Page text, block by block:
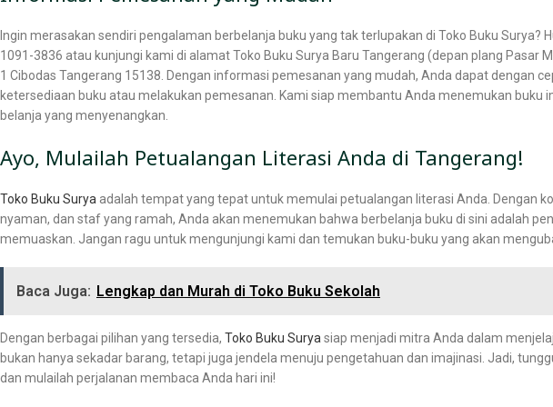
Ingin merasakan sendiri pengalaman berbelanja buku yang tak terlupakan di Toko Buku Surya?
1091-3836 atau kunjungi kami di alamat Toko Buku Surya Baru Tangerang (depan plang Pasar
1 Cibodas Tangerang 15138. Dengan informasi pemesanan yang mudah, Anda dapat dengan
ketersediaan buku atau melakukan pemesanan. Kami siap membantu Anda menemukan buku
belanja yang menyenangkan.
Ayo, Mulailah Petualangan Literasi Anda di Tangerang!
Toko Buku Surya adalah tempat yang tepat untuk memulai petualangan literasi Anda. Dengan
nyaman, dan staf yang ramah, Anda akan menemukan bahwa berbelanja buku di sini adalah
memuaskan. Jangan ragu untuk mengunjungi kami dan temukan buku-buku yang akan
Baca Juga: Lengkap dan Murah di Toko Buku Sekolah
Dengan berbagai pilihan yang tersedia, Toko Buku Suryasiap menjadi mitra Anda dalam
bukan hanya sekadar barang, tetapi juga jendela menuju pengetahuan dan imajinasi. Jadi,
dan mulailah perjalanan membaca Anda hari ini!